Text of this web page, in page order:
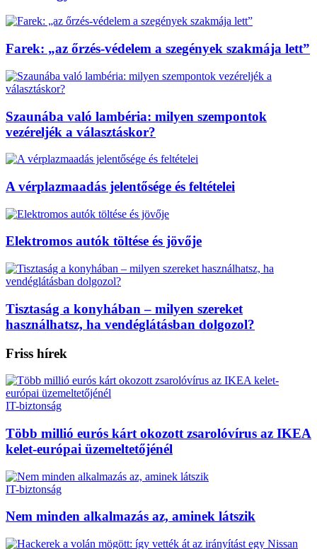
Farek: „az őrzés-védelem a szegények szakmája lett”
Szaunába való lambéria: milyen szempontok
vezéreljék a választáskor?
A vérplazmaadás jelentősége és feltételei
Elektromos autók töltése és jövője
Tisztaság a konyhában – milyen szereket
használhatsz, ha vendéglátásban dolgozol?
Friss hírek
IT-biztonság
Több millió eurós kárt okozott zsarolóvírus az IKEA
kelet-európai üzemeltetőjénél
IT-biztonság
Nem minden alkalmazás az, aminek látszik